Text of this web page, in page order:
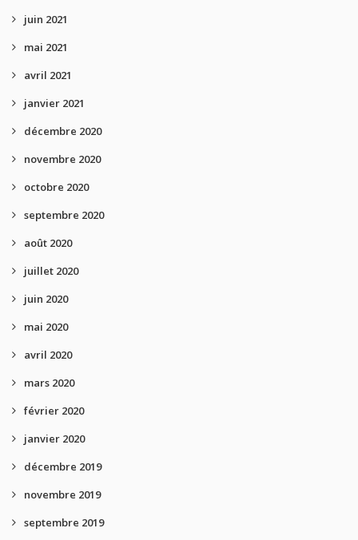
juin 2021
mai 2021
avril 2021
janvier 2021
décembre 2020
novembre 2020
octobre 2020
septembre 2020
août 2020
juillet 2020
juin 2020
mai 2020
avril 2020
mars 2020
février 2020
janvier 2020
décembre 2019
novembre 2019
septembre 2019